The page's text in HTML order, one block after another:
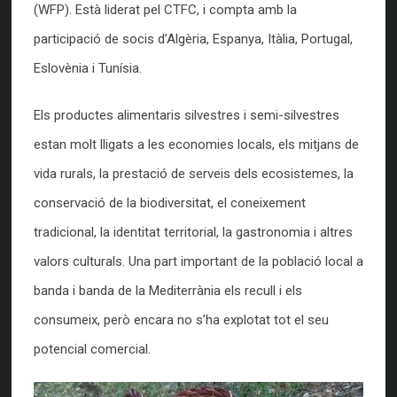
(WFP). Està liderat pel CTFC, i compta amb la
participació de socis d’Algèria, Espanya, Itàlia, Portugal,
Eslovènia i Tunísia.
Els productes alimentaris silvestres i semi-silvestres
estan molt lligats a les economies locals, els mitjans de
vida rurals, la prestació de serveis dels ecosistemes, la
conservació de la biodiversitat, el coneixement
tradicional, la identitat territorial, la gastronomia i altres
valors culturals. Una part important de la població local a
banda i banda de la Mediterrània els recull i els
consumeix, però encara no s’ha explotat tot el seu
potencial comercial.